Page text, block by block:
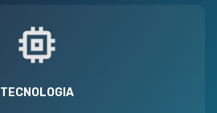
TECNOLOGIA